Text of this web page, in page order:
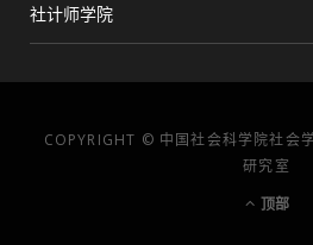
社计师学院
COPYRIGHT © 中国社会科学院社会
研究室
顶部